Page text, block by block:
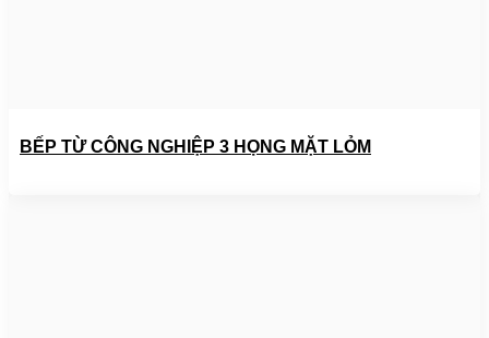
BẾP TỪ CÔNG NGHIỆP 3 HỌNG MẶT LỎM